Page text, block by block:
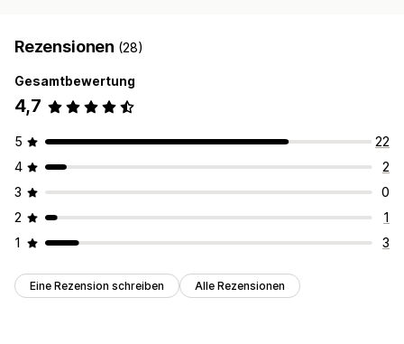
Rezensionen (28)
Gesamtbewertung
4,7
5
22
4
2
3
0
2
1
1
3
Eine Rezension schreiben Alle Rezensionen